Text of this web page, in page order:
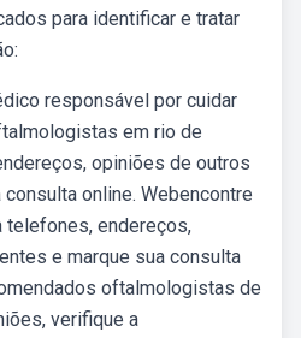
para identificar e tratar
responsável por cuidar
em rio de
opiniões de outros
online. Webencontre
endereços,
e marque sua consulta
oftalmologistas de
verifique a